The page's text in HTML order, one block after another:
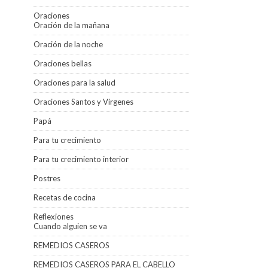
Oraciones
Oración de la mañana
Oración de la noche
Oraciones bellas
Oraciones para la salud
Oraciones Santos y Virgenes
Papá
Para tu crecimiento
Para tu crecimiento interior
Postres
Recetas de cocina
Reflexiones
Cuando alguien se va
REMEDIOS CASEROS
REMEDIOS CASEROS PARA EL CABELLO